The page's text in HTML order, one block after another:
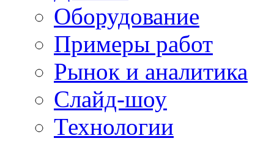
Оборудование
Примеры работ
Рынок и аналитика
Слайд-шоу
Технологии